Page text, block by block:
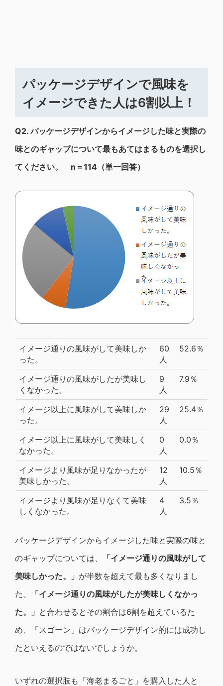
パッケージデザインで風味を
イメージできた人は6割以上！
Q2.パッケージデザインからイメージした味と実際の
味とのギャップについて最もあてはまるものを選択し
てください。 n＝114（単一回答）
イメージ通りの風味がして美味しか
った。
60
人
52.6％
イメージ通りの風味がしたが美味し
くなかった。
9
人
7.9％
イメージ以上に風味がして美味しか
った。
29
人
25.4％
イメージ以上に風味がして美味しく
なかった。
0
人
0.0％
イメージより風味が足りなかったが
美味しかった。
12
人
10.5％
イメージより風味が足りなくて美味
しくなかった。
4
人
3.5％
パッケージデザインからイメージした味と実際の味と
のギャップについては、
「イメージ通りの風味がして
美味しかった。」 が半数を超えて最も多くなりまし
た。
「イメージ通りの風味がしたが美味しくなかっ
た。」 と合わせるとその割合は6割を超えているた
め、「スゴーン」はパッケージデザイン的には成功し
たといえるのではないでしょうか。
いずれの選択肢も「海老まるごと」を購入した人と